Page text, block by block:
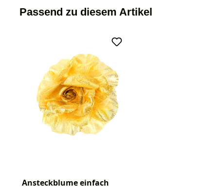
Passend zu diesem Artikel
Ansteckblume einfach